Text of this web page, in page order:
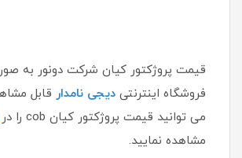
قیمت پروژکتور کیان شرکت دونور به
فروشگاه اینترنتی دیجی نامدار قابل
می توانید قیمت پروژکتور کیان cob را در
مشاهده نمایید.